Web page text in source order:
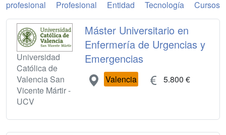
profesional Profesional Entidad Tecnología Cursos
Universidad
Católica de
Valencia San
Vicente Mártir -
UCV
Máster Universitario en
Enfermería de Urgencias y
Emergencias
Valencia 5.800 €